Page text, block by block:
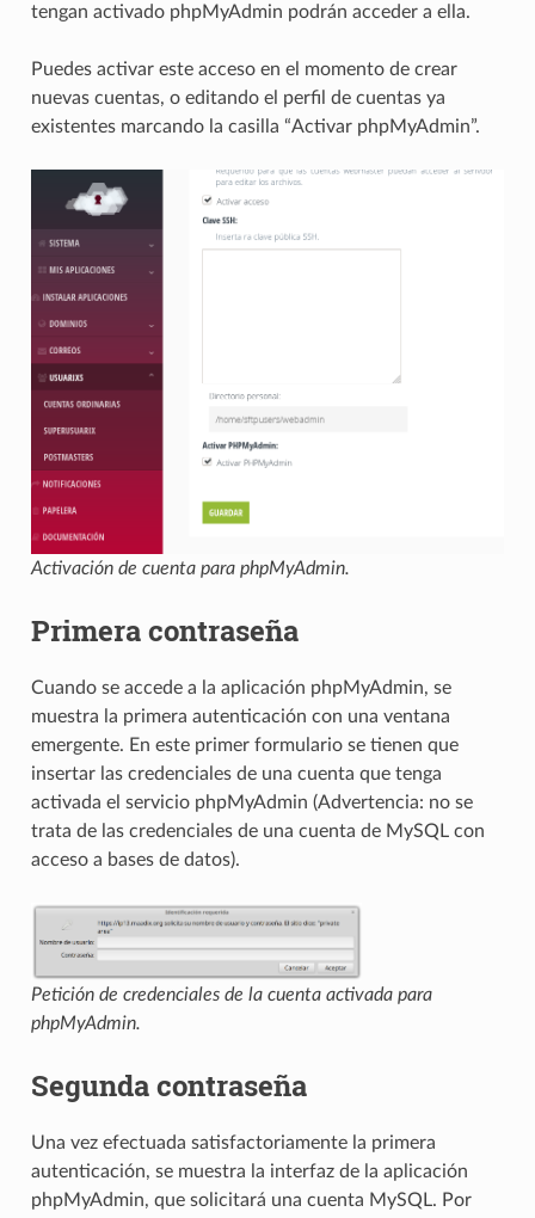
tengan activado phpMyAdmin podrán acceder a ella.
Puedes activar este acceso en el momento de crear
nuevas cuentas, o editando el perfil de cuentas ya
existentes marcando la casilla “Activar phpMyAdmin”.
Activación de cuenta para phpMyAdmin.
Primera contraseña
Cuando se accede a la aplicación phpMyAdmin, se
muestra la primera autenticación con una ventana
emergente. En este primer formulario se tienen que
insertar las credenciales de una cuenta que tenga
activada el servicio phpMyAdmin (Advertencia: no se
trata de las credenciales de una cuenta de MySQL con
acceso a bases de datos).
Petición de credenciales de la cuenta activada para
phpMyAdmin.
Segunda contraseña
Una vez efectuada satisfactoriamente la primera
autenticación, se muestra la interfaz de la aplicación
phpMyAdmin, que solicitará una cuenta MySQL. Por